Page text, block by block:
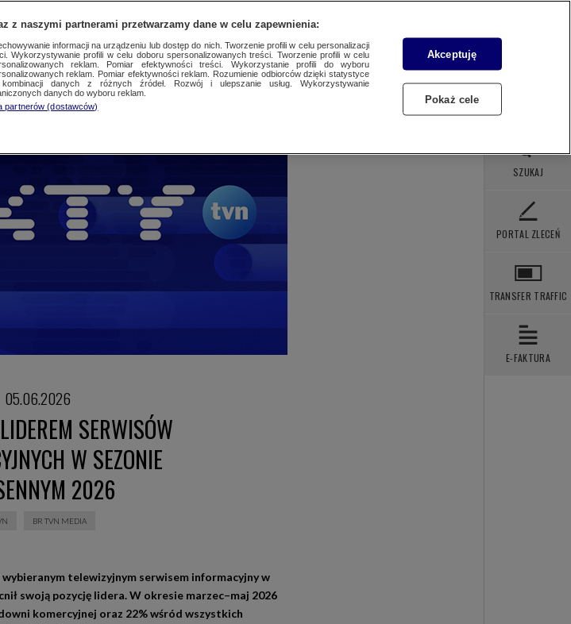
MEDIA DO POBRANIA
SZUKAJ
PORTAL ZLECEŃ
TRANSFER TRAFFIC
E-FAKTURA
05.06.2026
SERWISÓW
W SEZONIE
2026
BR TVN MEDIA
telewizyjnym serwisem informacyjny w
swoją pozycję lidera. W okresie marzec–maj 2026
komercyjnej oraz 22% wśród wszystkich
z naszymi partnerami przetwarzamy dane w celu zapewnienia:
informacji na urządzeniu lub dostęp do nich. Tworzenie profili w celu personalizacji
Wykorzystywanie profili w celu doboru spersonalizowanych treści. Tworzenie profili w celu
reklam. Pomiar efektywności treści. Wykorzystanie profili do wyboru
reklam. Pomiar efektywności reklam. Rozumienie odbiorców dzięki statystyce
danych z różnych źródeł. Rozwój i ulepszanie usług. Wykorzystywanie
danych do wyboru reklam.
partnerów (dostawców)
Akceptuję
Pokaż cele